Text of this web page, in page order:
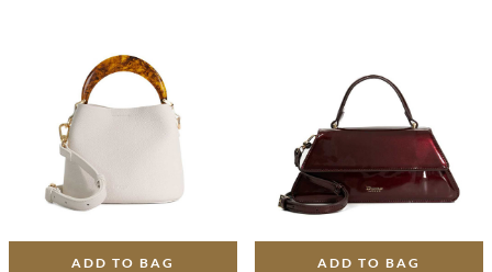
ADD TO BAG
ADD TO BAG